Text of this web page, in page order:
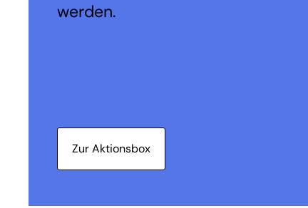
werden.
Zur Aktionsbox